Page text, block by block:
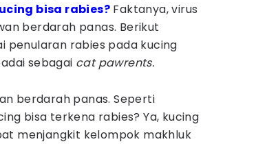
bisa rabies? Faktanya, virus
berdarah panas. Berikut
penularan rabies pada kucing
sebagai cat pawrents.
berdarah panas. Seperti
bisa terkena rabies? Ya, kucing
menjangkit kelompok makhluk